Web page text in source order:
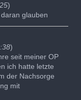
)
glauben
)
seit meiner OP
ich hatte letzte
der Nachsorge
mit